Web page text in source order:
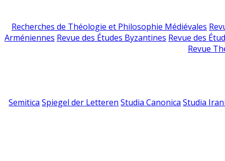
Recherches de Théologie et Philosophie Médiévales
Arméniennes Revue des Études Byzantines Revue des
Revue
Semitica Spiegel der Letteren Studia Canonica Studia